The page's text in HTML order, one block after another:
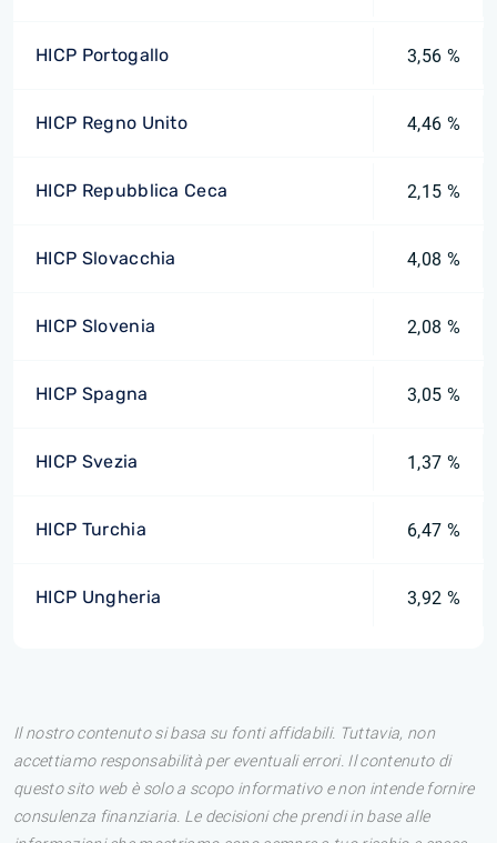
HICP Portogallo 3,56 %
HICP Regno Unito 4,46 %
HICP Repubblica Ceca 2,15 %
HICP Slovacchia 4,08 %
HICP Slovenia 2,08 %
HICP Spagna 3,05 %
HICP Svezia 1,37 %
HICP Turchia 6,47 %
HICP Ungheria 3,92 %
Il nostro contenuto si basa su fonti affidabili. Tuttavia, non
accettiamo responsabilità per eventuali errori. Il contenuto di
questo sito web è solo a scopo informativo e non intende fornire
consulenza finanziaria. Le decisioni che prendi in base alle